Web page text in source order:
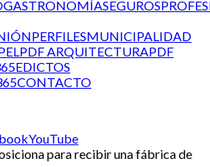
GASTRONOMÍASEGUROS
PERFILESMUNICIPALIDAD
PDF ARQUITECTURAPDF
EDICTOS
CONTACTO
YouTube
para recibir una fábrica de